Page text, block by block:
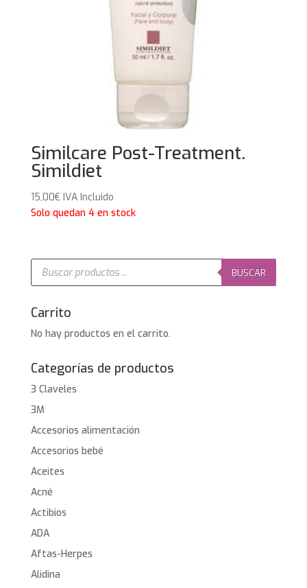
Similcare Post-Treatment.
Simildiet
15,00€ IVA Incluido
Solo quedan 4 en stock
Búsqueda
productos
BUSCAR
Carrito
No hay productos en el carrito.
Categorías de productos
3 Claveles
3M
Accesorios alimentación
Accesorios bebé
Aceites
Acné
Actibios
ADA
Aftas-Herpes
Alidina